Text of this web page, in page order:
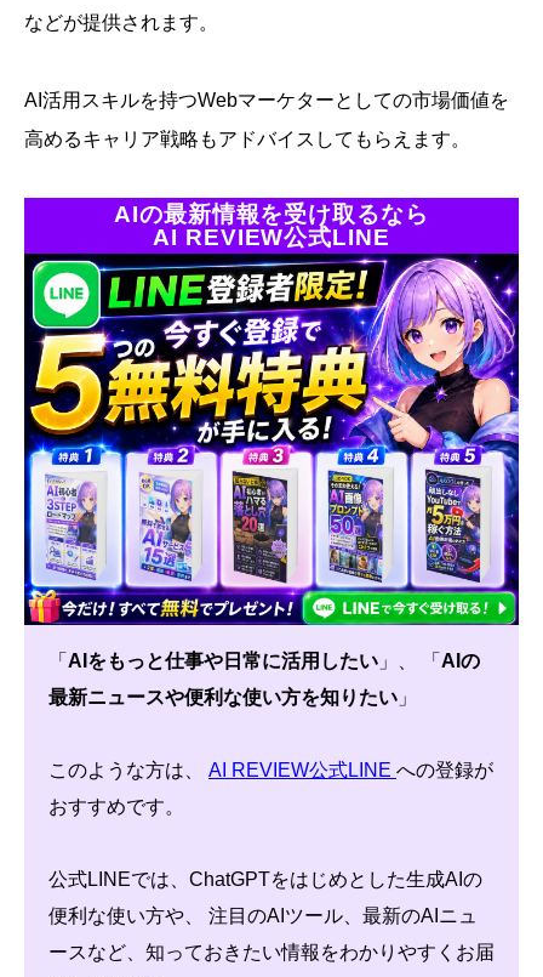
などが提供されます。
AI活用スキルを持つWebマーケターとしての市場価値を
高めるキャリア戦略もアドバイスしてもらえます。
AIの最新情報を受け取るなら
AI REVIEW公式LINE
「 AIをもっと仕事や日常に活用したい 」、 「 AIの
最新ニュースや便利な使い方を知りたい 」
このような方は、 AI REVIEW公式LINE への登録が
おすすめです。
公式LINEでは、ChatGPTをはじめとした生成AIの
便利な使い方や、 注目のAIツール、最新のAIニュ
ースなど、知っておきたい情報をわかりやすくお届